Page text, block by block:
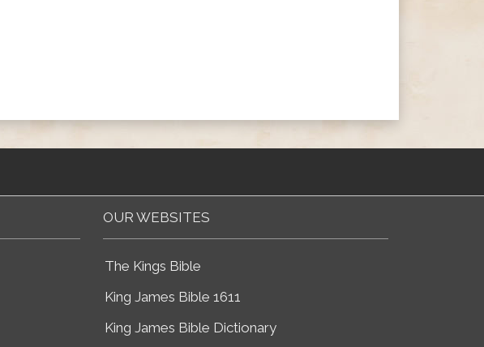
OUR WEBSITES
The Kings Bible
King James Bible 1611
King James Bible Dictionary